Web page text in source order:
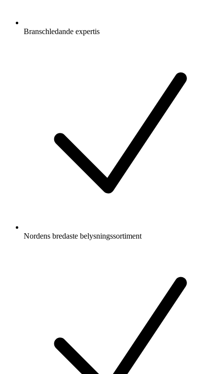
Branschledande expertis
Nordens bredaste belysningssortiment